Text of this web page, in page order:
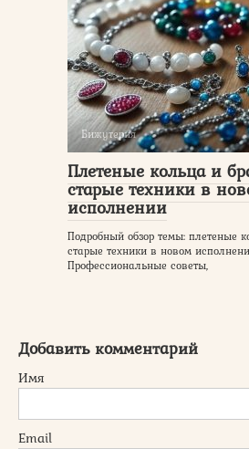
Бижутерия
Плетеные кольца и
старые техники в
исполнении
Подробный обзор темы: плетеные
старые техники в новом
Профессиональные советы,
Добавить комментарий
Имя
Email